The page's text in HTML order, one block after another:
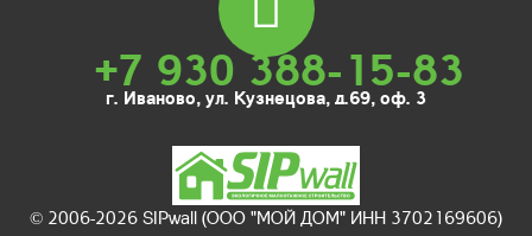
+7 930 388-15-83
г. Иваново, ул. Кузнецова, д.69, оф. 3
© 2006-2026 SIPwall (ООО "МОЙ ДОМ" ИНН 3702169606)